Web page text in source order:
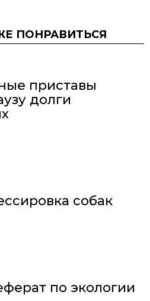
ПОНРАВИТЬСЯ
приставы
долги
собак
по экологии